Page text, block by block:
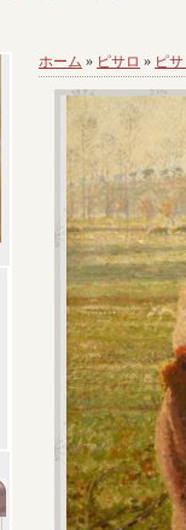
ホーム » ピサロ » ピ